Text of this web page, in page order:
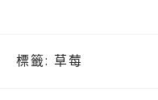
標籤: 草莓